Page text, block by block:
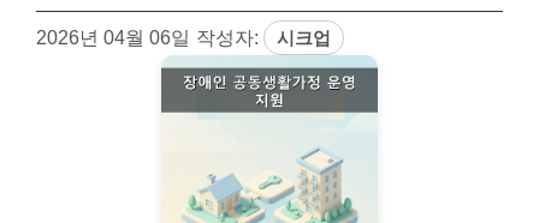
2026년 04월 06일 작성자: 시크업